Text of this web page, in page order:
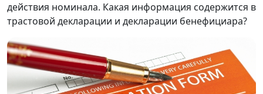
действия номинала. Какая информация содержится в
трастовой декларации и декларации бенефициара?